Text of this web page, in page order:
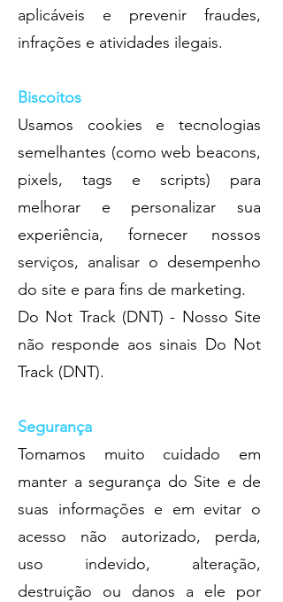
aplicáveis e prevenir fraudes,
infrações e atividades ilegais.
Biscoitos
Usamos cookies e tecnologias
semelhantes (como web beacons,
pixels, tags e scripts) para
melhorar e personalizar sua
experiência, fornecer nossos
serviços, analisar o desempenho
do site e para fins de marketing.
Do Not Track (DNT) - Nosso Site
não responde aos sinais Do Not
Track (DNT).
Segurança
Tomamos muito cuidado em
manter a segurança do Site e de
suas informações e em evitar o
acesso não autorizado, perda,
uso indevido, alteração,
destruição ou danos a ele por